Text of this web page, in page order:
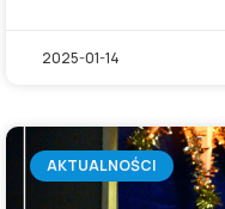
2025-01-14
AKTUALNOŚCI